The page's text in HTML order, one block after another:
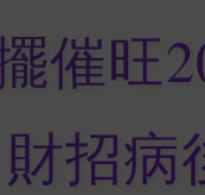
催旺
財招病